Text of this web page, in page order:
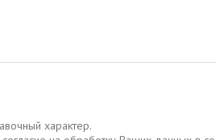
характер.